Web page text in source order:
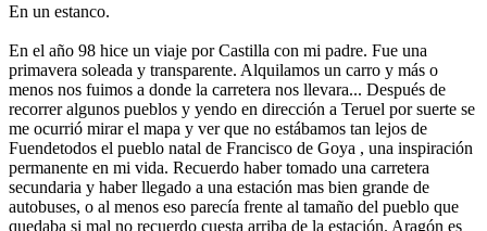
En un estanco.
En el año 98 hice un viaje por Castilla con mi padre. Fue una
primavera soleada y transparente. Alquilamos un carro y más o
menos nos fuimos a donde la carretera nos llevara... Después de
recorrer algunos pueblos y yendo en dirección a Teruel por suerte se
me ocurrió mirar el mapa y ver que no estábamos tan lejos de
Fuendetodos el pueblo natal de Francisco de Goya , una inspiración
permanente en mi vida. Recuerdo haber tomado una carretera
secundaria y haber llegado a una estación mas bien grande de
autobuses, o al menos eso parecía frente al tamaño del pueblo que
quedaba si mal no recuerdo cuesta arriba de la estación. Aragón es